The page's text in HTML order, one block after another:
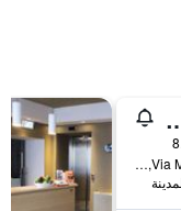
- لبالغين فقط
Via Montecchio Nord 21/A, كولوكيو, مقاطعة ليكو, إيطاليا